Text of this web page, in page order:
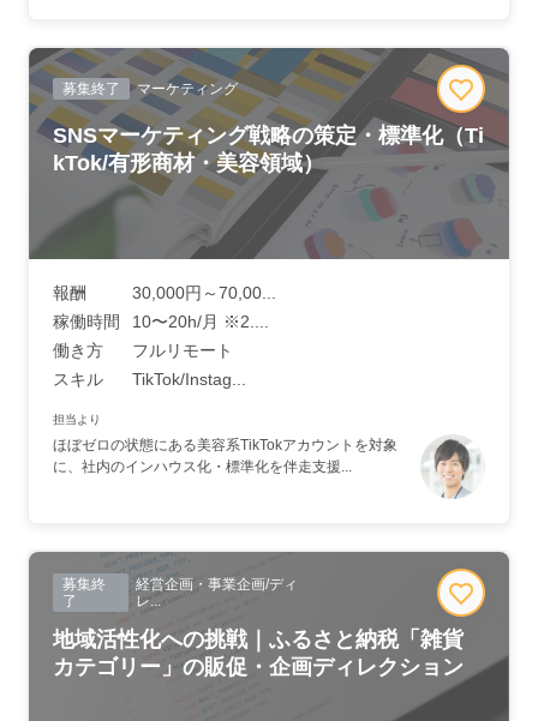
募集終了 マーケティング
SNSマーケティング戦略の策定・標準化（Ti
kTok/有形商材・美容領域）
報酬
30,000円～70,00...
稼働時間
10〜20h/月 ※2....
働き方
フルリモート
スキル
TikTok/Instag...
担当より
ほぼゼロの状態にある美容系TikTokアカウントを対象
に、社内のインハウス化・標準化を伴走支援...
募集終
了
経営企画・事業企画/ディ
レ...
地域活性化への挑戦｜ふるさと納税「雑貨
カテゴリー」の販促・企画ディレクション